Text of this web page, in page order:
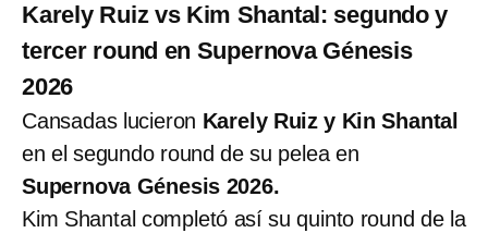
Karely Ruiz vs Kim Shantal: segundo y
tercer round en Supernova Génesis
2026
Cansadas lucieron Karely Ruiz y Kin Shantal
en el segundo round de su pelea en
Supernova Génesis 2026.
Kim Shantal completó así su quinto round de la